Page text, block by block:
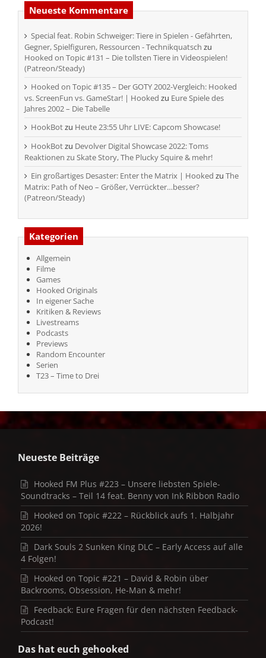
Neueste Kommentare
Special feat. Robin Schweiger: Tiere in Spielen - Gefährten,
Gegner, Spielfiguren, Ressourcen - Technikquatsch zu
Hooked on Topic #131 – Die tollsten Tiere in Videospielen!
(Patreon/Steady)
Hooked on Topic #135 – Der GOTY 2002-Vergleich: Hooked
vs. ScreenFun vs. GameStar! | Hooked zu Eure Spiele des
Jahres 2002 – Die Tabelle
HookBotzu Heute 23:55 Uhr LIVE: Capcom Showcase!
HookBotzu Devolver Digital Showcase 2022: Toms
Reaktionen zu Skate Story, The Plucky Squire & mehr!
Ein großartiges Desaster: Enter the Matrix | Hooked zu The
Matrix: Path of Neo – Größer, Verrückter…besser?
(Patreon/Steady)
Kategorien
Allgemein
Filme
Games
Hooked Originals
In eigener Sache
Kritiken & Reviews
Livestreams
Podcasts
Previews
Random Encounter
Serien
T23 – Time to Drei
Neueste Beiträge
Hooked FM Plus #223 – Unsere liebsten Spiele-
Soundtracks – Teil 14 feat. Benny von Ink Ribbon Radio
Hooked on Topic #222 – Rückblick aufs 1. Halbjahr
2026!
Dark Souls 2 Sunken King DLC – Early Access auf alle
4 Folgen!
Hooked on Topic #221 – David & Robin über
Backrooms, Obsession, He-Man & mehr!
Feedback: Eure Fragen für den nächsten Feedback-
Podcast!
Das hat euch gehooked